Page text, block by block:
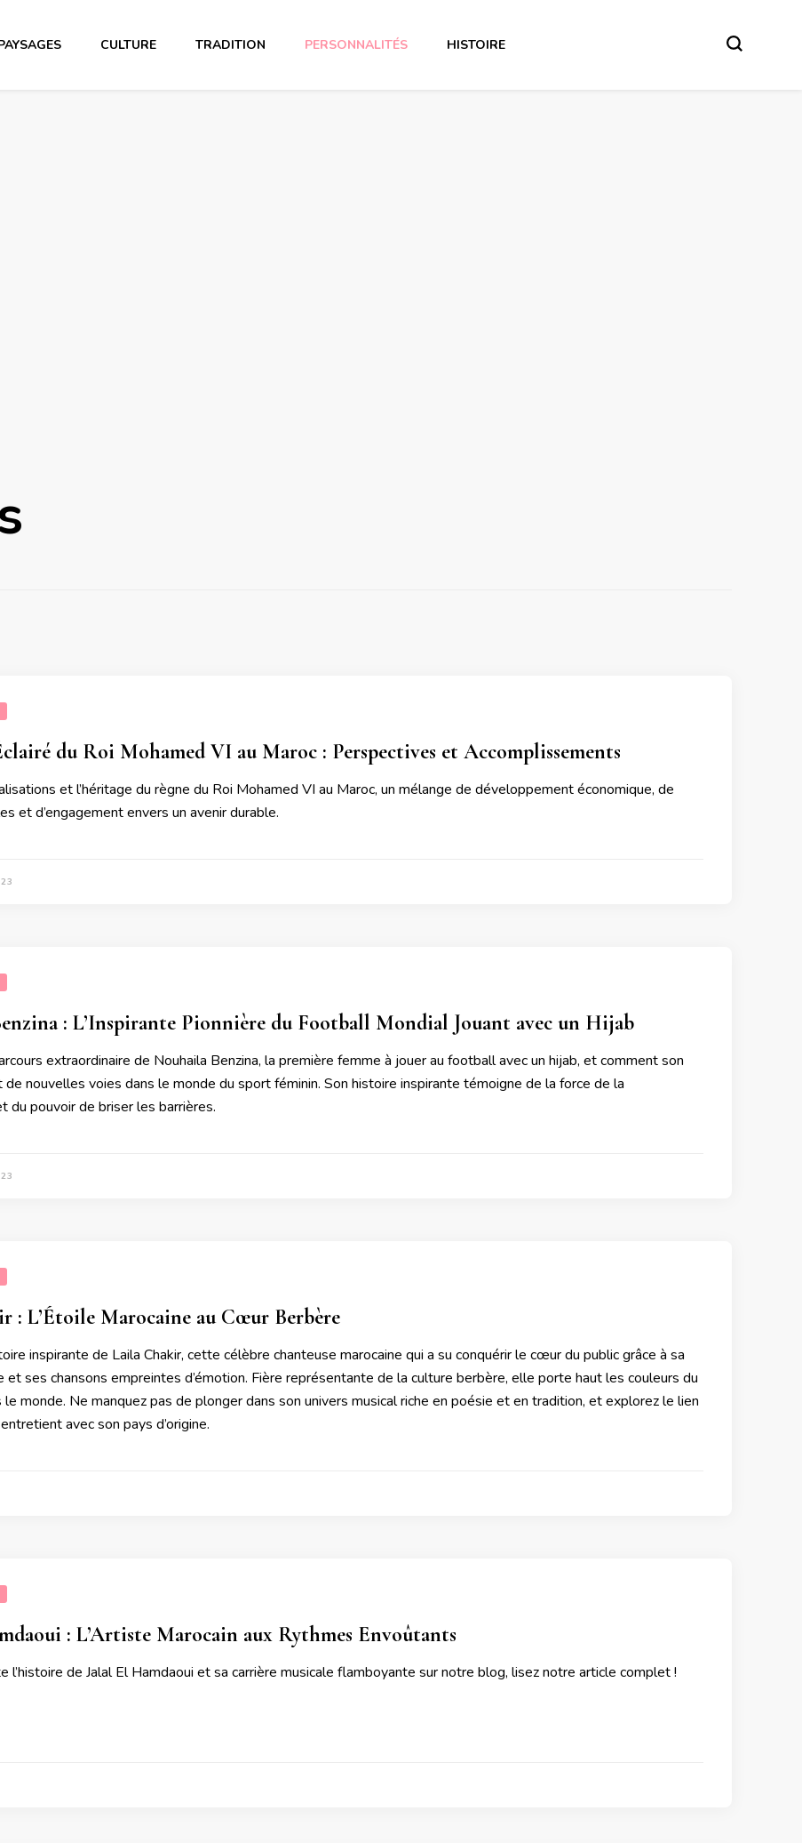
CULTURE TRADITION PERSONNALITÉS HISTOIRE
du Roi Mohamed VI au Maroc : Perspectives et Accomplissements
et l’héritage du règne du Roi Mohamed VI au Maroc, un mélange de développement économique, de
et d’engagement envers un avenir durable.
: L’Inspirante Pionnière du Football Mondial Jouant avec un Hijab
extraordinaire de Nouhaila Benzina, la première femme à jouer au football avec un hijab, et comment son
nouvelles voies dans le monde du sport féminin. Son histoire inspirante témoigne de la force de la
du pouvoir de briser les barrières.
: L’Étoile Marocaine au Cœur Berbère
inspirante de Laila Chakir, cette célèbre chanteuse marocaine qui a su conquérir le cœur du public grâce à sa
et ses chansons empreintes d’émotion. Fière représentante de la culture berbère, elle porte haut les couleurs du
le monde. Ne manquez pas de plonger dans son univers musical riche en poésie et en tradition, et explorez le lien
avec son pays d’origine.
: L’Artiste Marocain aux Rythmes Envoûtants
l’histoire de Jalal El Hamdaoui et sa carrière musicale flamboyante sur notre blog, lisez notre article complet !